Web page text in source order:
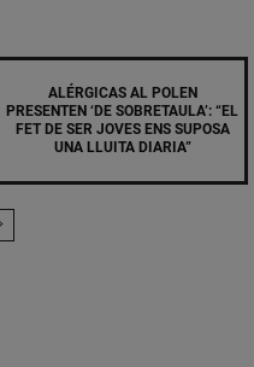
ALÉRGICAS AL POLEN
PRESENTEN ‘DE SOBRETAULA’: “EL
FET DE SER JOVES ENS SUPOSA
UNA LLUITA DIARIA”